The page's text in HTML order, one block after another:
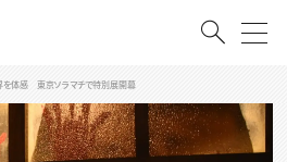
会員登録
を体感 東京ソラマチで特別展開幕